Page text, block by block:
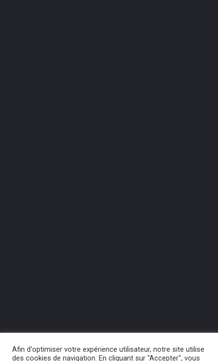
Afin d'optimiser votre expérience utilisateur, notre site utilise
des cookies de navigation. En cliquant sur "Accepter", vous